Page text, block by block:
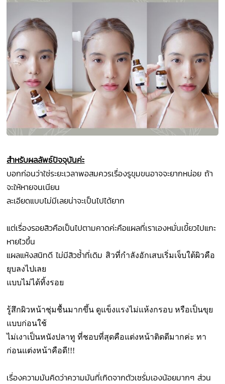
สำหรับผลลัพธ์ปัจจุบันค่ะ
บอกก่อนว่าใช่ระยะเวลาพอสมควรเรื่องรูขุมขนอาจจะยากหน่อย ถ้า
จะให้หายจนเนียน
ละเอียดแบบไม่มีเลยน่าจะเป็นไปได้ยาก
แต่เรื่องรอยสิวคือเป็นไปตามคาดค่ะคือแผลที่เราเองหมั่นเขี้ยวไปแกะ
หายไวขึ้น
แผลแห้งสนิทดี ไม่มีสิวซ้ำที่เดิม สิวที่กำลังอักเสบเริ่มเจ็บใต้ผิวคือ
ยุบลงไปเลย
แบบไม่ได้ทิ้งรอย
รู้สึกผิวหน้าชุ่มชื้นมากขึ้น ดูแข็งแรงไม่แห้งกรอบหรือเป็นขุย
แบบก่อนใช้
ไม่เงาเป็นหนังปลาทู ที่ชอบที่สุดคือแต่งหน้าติดดีมากค่ะ ทา
ก่อนแต่งหน้าคือดี!!!
เรื่องความมันคิดว่าความมันที่เกิดจากตัวเซรั่มเองน้อยมากๆ ส่วน